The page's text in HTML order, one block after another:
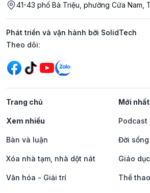
41-43 phố Bà Triệu, phường Cửa Nam,
Phát triển và vận hành bởi SolidTech
Mạng xã hội
Theo dõi:
Trang chủ Mới nhất
Xem nhiều Podcast
Bàn và luận Đời
Xóa nhà tạm, nhà dột nát Giáo
Văn hóa - Giải trí Thể thao